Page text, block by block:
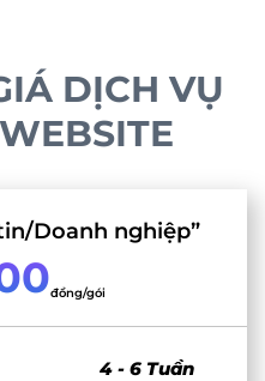
DỊCH VỤ
Doanh nghiệp”
đồng/gói
4 - 6 Tuần